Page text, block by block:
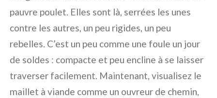
pauvre poulet. Elles sont là, serrées les unes
contre les autres, un peu rigides, un peu
rebelles. C’est un peu comme une foule un jour
de soldes : compacte et peu encline à se laisser
traverser facilement. Maintenant, visualisez le
maillet à viande comme un ouvreur de chemin,